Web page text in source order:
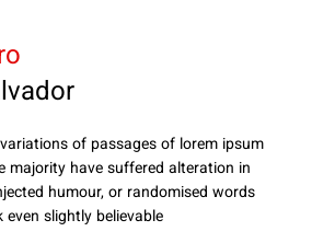
of passages of lorem ipsum
majority have suffered alteration in
humour, or randomised words
slightly believable.